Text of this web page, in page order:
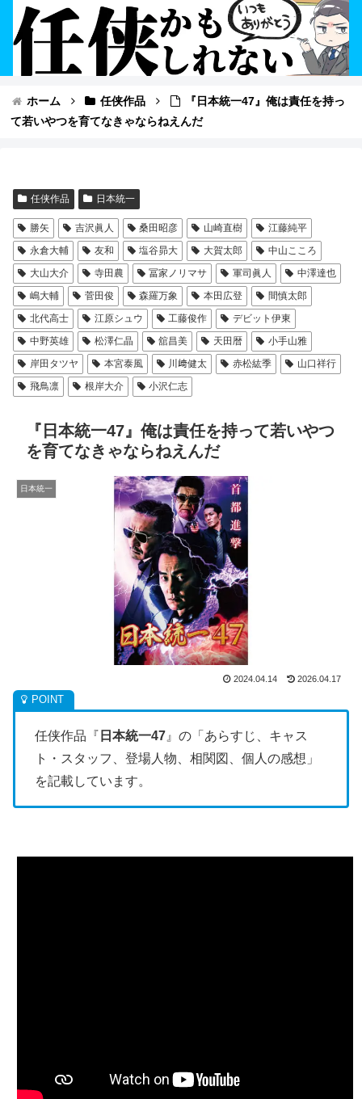
ホーム 任侠作品
『日本統一47』俺は責任を持っ
て若いやつを育てなきゃならねえんだ
任侠作品 日本統一
勝矢 吉沢眞人 桑田昭彦 山崎直樹
江藤純平
永倉大輔
友和 塩谷昴大 大賀太郎
中山こころ
大山大介
寺田農 冨家ノリマサ 軍司眞人
中澤達也
嶋大輔
菅田俊 森羅万象 本田広登
間慎太郎
北代高士
江原シュウ 工藤俊作
デビット伊東
中野英雄
松澤仁晶 舘昌美 天田暦
小手山雅
岸田タツヤ
本宮泰風 川﨑健太 赤松紘季
山口祥行
飛鳥凛
根岸大介 小沢仁志
『日本統一47』俺は責任を持って若いやつ
を育てなきゃならねえんだ
日本統一
2024.04.14 2026.04.17
任侠作品『 日本統一47 』の「あらすじ、キャス
ト・スタッフ、登場人物、相関図、個人の感想」
を記載しています。